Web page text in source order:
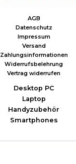
AGB
Datenschutz
Impressum
Versand
Zahlungsinformationen
Widerrufsbelehrung
Vertrag widerrufen
Desktop PC
Laptop
Handyzubehör
Smartphones